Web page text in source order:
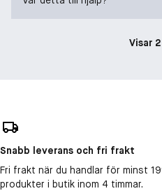
Visar
Snabb leverans och fri frakt
Fri frakt när du handlar för minst
produkter i butik inom 4 timmar.